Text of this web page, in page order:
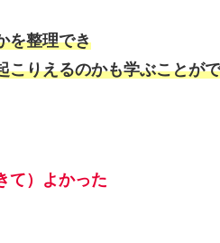
を整理でき
こりえるのかも学ぶことが
て）よかった